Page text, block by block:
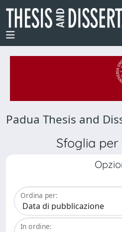
Padua Thesis and
Sfoglia per
Ordina per:
In ordine: